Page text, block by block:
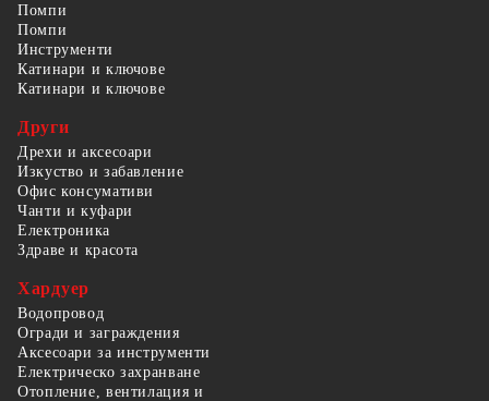
Помпи
Помпи
Инструменти
Катинари и ключове
Катинари и ключове
Други
Дрехи и аксесоари
Изкуство и забавление
Офис консумативи
Чанти и куфари
Електроника
Здраве и красота
Хардуер
Водопровод
Огради и заграждения
Аксесоари за инструменти
Електрическо захранване
Отопление, вентилация и